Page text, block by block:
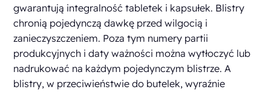
gwarantują integralność tabletek i kapsułek. Blistry
chronią pojedynczą dawkę przed wilgocią i
zanieczyszczeniem. Poza tym numery partii
produkcyjnych i daty ważności można wytłoczyć lub
nadrukować na każdym pojedynczym blistrze. A
blistry, w przeciwieństwie do butelek, wyraźnie